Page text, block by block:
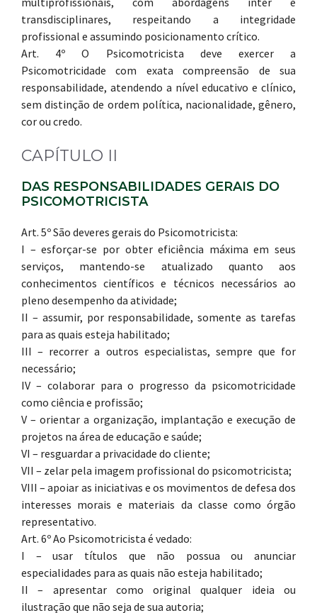
transdisciplinares, respeitando a integridade
profissional e assumindo posicionamento crítico.
Art. 4º O Psicomotricista deve exercer a
Psicomotricidade com exata compreensão de sua
responsabilidade, atendendo a nível educativo e clínico,
sem distinção de ordem política, nacionalidade, gênero,
cor ou credo.
CAPÍTULO II
DAS RESPONSABILIDADES GERAIS DO
PSICOMOTRICISTA
Art. 5º São deveres gerais do Psicomotricista:
I – esforçar-se por obter eficiência máxima em seus
serviços, mantendo-se atualizado quanto aos
conhecimentos científicos e técnicos necessários ao
pleno desempenho da atividade;
II – assumir, por responsabilidade, somente as tarefas
para as quais esteja habilitado;
III – recorrer a outros especialistas, sempre que for
necessário;
IV – colaborar para o progresso da psicomotricidade
como ciência e profissão;
V – orientar a organização, implantação e execução de
projetos na área de educação e saúde;
VI – resguardar a privacidade do cliente;
VII – zelar pela imagem profissional do psicomotricista;
VIII – apoiar as iniciativas e os movimentos de defesa dos
interesses morais e materiais da classe como órgão
representativo.
Art. 6º Ao Psicomotricista é vedado:
I – usar títulos que não possua ou anunciar
especialidades para as quais não esteja habilitado;
II – apresentar como original qualquer ideia ou
ilustração que não seja de sua autoria;